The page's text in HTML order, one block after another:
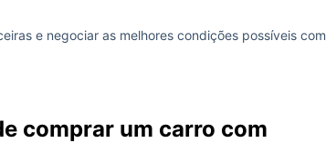
e negociar as melhores condições possíveis com
comprar um carro com